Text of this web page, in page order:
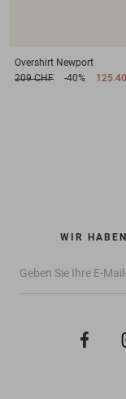
Overshirt Newport
209 CHF
-40%
WIR